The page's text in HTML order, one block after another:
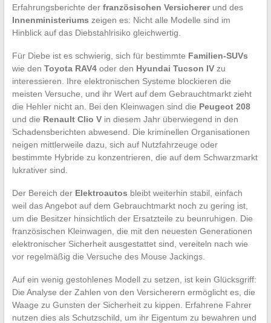
Erfahrungsberichte der französischen Versichererund des
Innenministeriums zeigen es: Nicht alle Modelle sind im
Hinblick auf das Diebstahlrisiko gleichwertig.
Für Diebe ist es schwierig, sich für bestimmte Familien-SUVs
wie den Toyota RAV4oder den Hyundai Tucson IVzu
interessieren. Ihre elektronischen Systeme blockieren die
meisten Versuche, und ihr Wert auf dem Gebrauchtmarkt zieht
die Hehler nicht an. Bei den Kleinwagen sind die Peugeot 208
und die Renault Clio Vin diesem Jahr überwiegend in den
Schadensberichten abwesend. Die kriminellen Organisationen
neigen mittlerweile dazu, sich auf Nutzfahrzeuge oder
bestimmte Hybride zu konzentrieren, die auf dem Schwarzmarkt
lukrativer sind.
Der Bereich der Elektroautos bleibt weiterhin stabil, einfach
weil das Angebot auf dem Gebrauchtmarkt noch zu gering ist,
um die Besitzer hinsichtlich der Ersatzteile zu beunruhigen. Die
französischen Kleinwagen, die mit den neuesten Generationen
elektronischer Sicherheit ausgestattet sind, vereiteln nach wie
vor regelmäßig die Versuche des Mouse Jackings.
Auf ein wenig gestohlenes Modell zu setzen, ist kein Glücksgriff:
Die Analyse der Zahlen von den Versicherern ermöglicht es, die
Waage zu Gunsten der Sicherheit zu kippen. Erfahrene Fahrer
nutzen dies als Schutzschild, um ihr Eigentum zu bewahren und